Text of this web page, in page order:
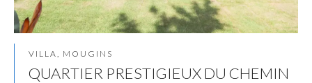
VILLA, MOUGINS
QUARTIER PRESTIGIEUX DU CHEMIN